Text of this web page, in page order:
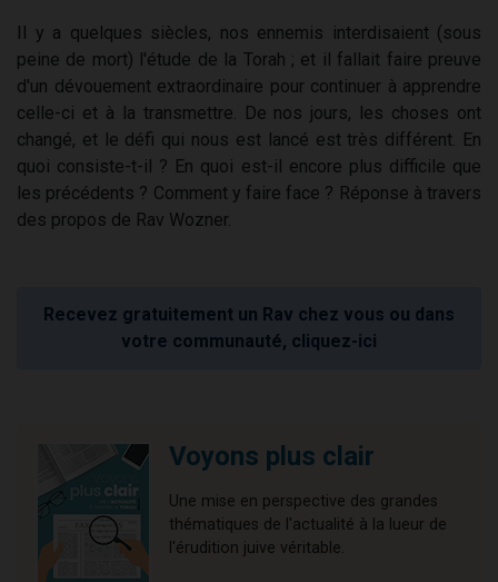
Il y a quelques siècles, nos ennemis interdisaient (sous
peine de mort) l'étude de la Torah ; et il fallait faire preuve
d'un dévouement extraordinaire pour continuer à apprendre
celle-ci et à la transmettre. De nos jours, les choses ont
changé, et le défi qui nous est lancé est très différent. En
quoi consiste-t-il ? En quoi est-il encore plus difficile que
les précédents ? Comment y faire face ? Réponse à travers
des propos de Rav Wozner.
Recevez gratuitement un Rav chez vous ou dans
votre communauté, cliquez-ici
Voyons plus clair
Une mise en perspective des grandes
thématiques de l'actualité à la lueur de
l'érudition juive véritable.